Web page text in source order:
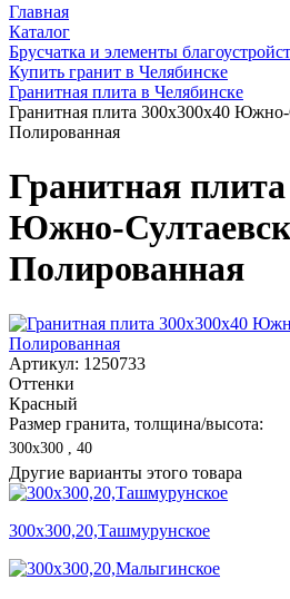
Главная
Каталог
Брусчатка и элементы
Купить гранит в Челябинске
Гранитная плита в Челябинске
Гранитная плита 300х300x40 Южно-
Полированная
Гранитная плита
Южно-
Полированная
Артикул: 1250733
Оттенки
Красный
Размер гранита, толщина/высота:
300х300 , 40
Другие варианты этого товара
300х300,20,Ташмурунское